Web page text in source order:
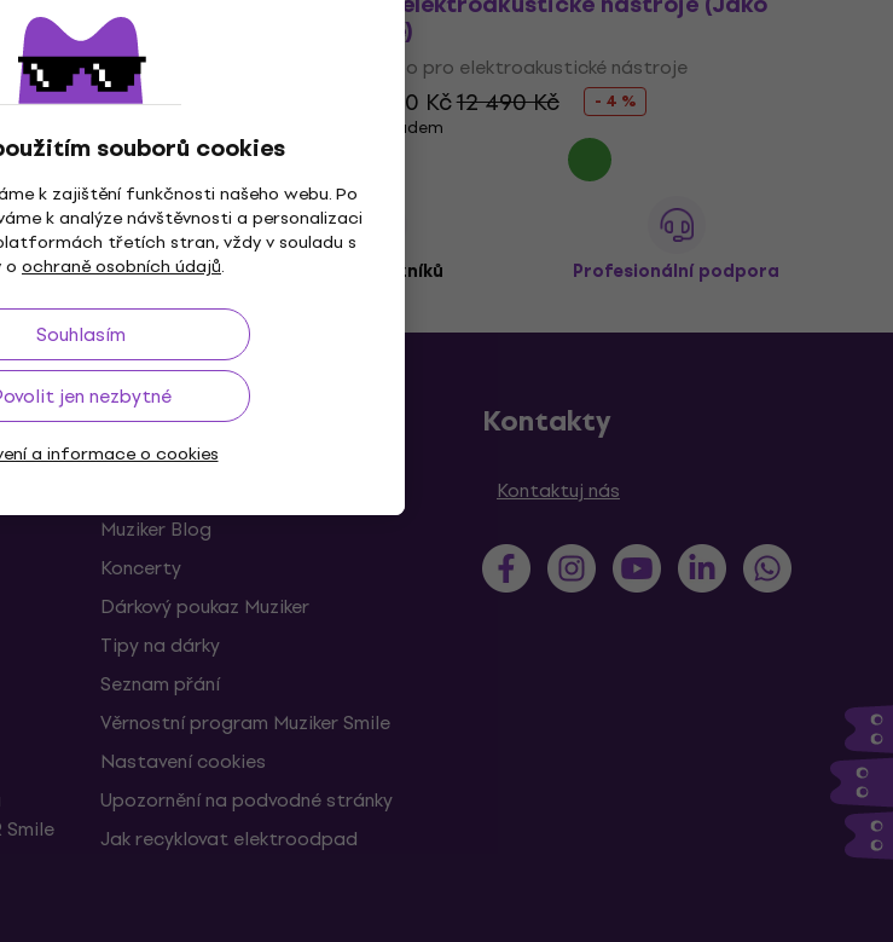
souborů cookies
k zajištění funkčnosti našeho webu. Po
k analýze návštěvnosti a personalizaci
třetích stran, vždy v souladu s
o ochraně osobních údajů.
Souhlasím
jen nezbytné
a informace o cookies
nástroje
nové)
Kombo pro elektroakustické nástroje
11 990 Kč12 490 Kč
- 4 %
Skladem
zdarmaod 2 500 Kč 3M+ zákazníků Profesionální podpora
Užitečné
Muziker Blog
Koncerty
Dárkový poukaz Muziker
Tipy na dárky
Seznam přání
Věrnostní program Muziker Smile
Nastavení cookies
Upozornění na podvodné stránky
Jak recyklovat elektroodpad
Kontakty
Kontaktuj nás